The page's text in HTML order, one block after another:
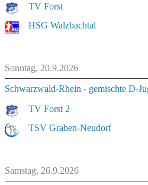
TV Forst
HSG Walzbachtal
Sonntag, 20.9.2026
Schwarzwald-Rhein - gemischte D-
TV Forst 2
TSV Graben-Neudorf
Samstag, 26.9.2026